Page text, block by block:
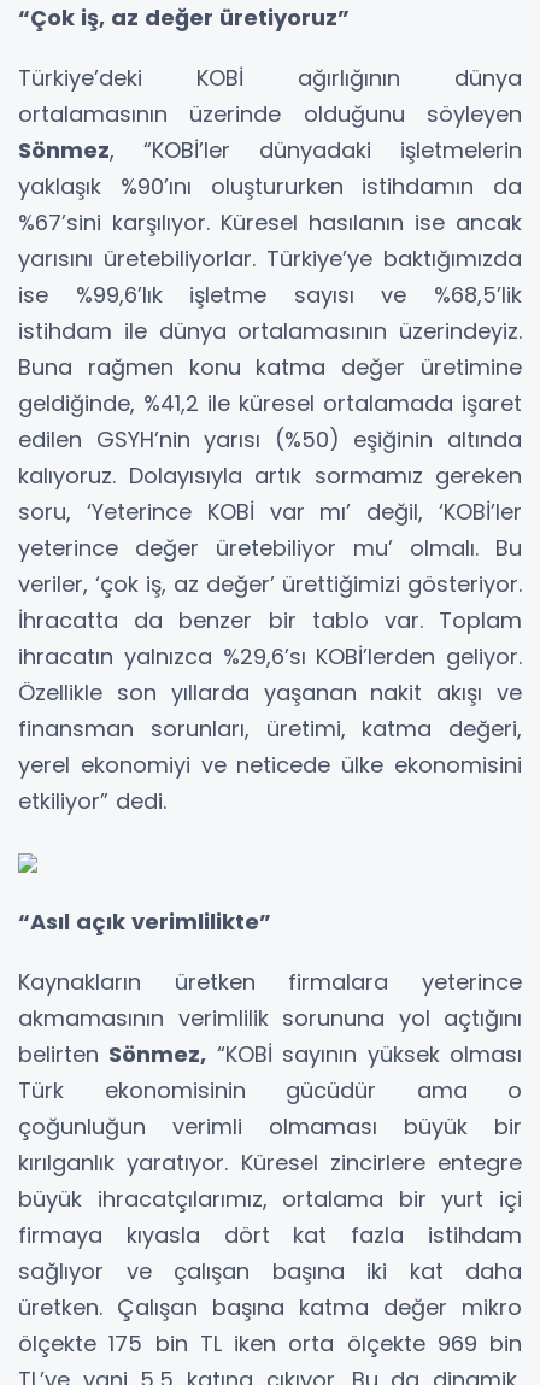
“Çok iş, az değer üretiyoruz”
Türkiye’deki KOBİ ağırlığının dünya
ortalamasının üzerinde olduğunu söyleyen
Sönmez, “KOBİ’ler dünyadaki işletmelerin
yaklaşık %90’ını oluştururken istihdamın da
%67’sini karşılıyor. Küresel hasılanın ise ancak
yarısını üretebiliyorlar. Türkiye’ye baktığımızda
ise %99,6’lık işletme sayısı ve %68,5’lik
istihdam ile dünya ortalamasının üzerindeyiz.
Buna rağmen konu katma değer üretimine
geldiğinde, %41,2 ile küresel ortalamada işaret
edilen GSYH’nin yarısı (%50) eşiğinin altında
kalıyoruz. Dolayısıyla artık sormamız gereken
soru, ‘Yeterince KOBİ var mı’ değil, ‘KOBİ’ler
yeterince değer üretebiliyor mu’ olmalı. Bu
veriler, ‘çok iş, az değer’ ürettiğimizi gösteriyor.
İhracatta da benzer bir tablo var. Toplam
ihracatın yalnızca %29,6’sı KOBİ’lerden geliyor.
Özellikle son yıllarda yaşanan nakit akışı ve
finansman sorunları, üretimi, katma değeri,
yerel ekonomiyi ve neticede ülke ekonomisini
etkiliyor” dedi.
“Asıl açık verimlilikte”
Kaynakların üretken firmalara yeterince
akmamasının verimlilik sorununa yol açtığını
belirten Sönmez, “KOBİ sayının yüksek olması
Türk ekonomisinin gücüdür ama o
çoğunluğun verimli olmaması büyük bir
kırılganlık yaratıyor. Küresel zincirlere entegre
büyük ihracatçılarımız, ortalama bir yurt içi
firmaya kıyasla dört kat fazla istihdam
sağlıyor ve çalışan başına iki kat daha
üretken. Çalışan başına katma değer mikro
ölçekte 175 bin TL iken orta ölçekte 969 bin